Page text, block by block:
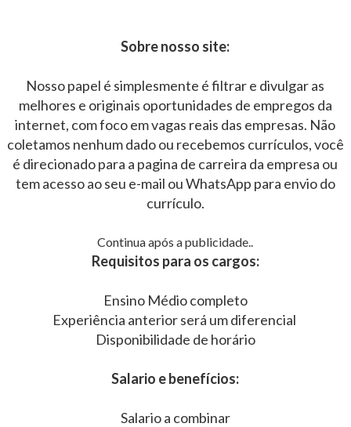
Sobre nosso site:
Nosso papel é simplesmente é filtrar e divulgar as
melhores e originais oportunidades de empregos da
internet, com foco em vagas reais das empresas. Não
coletamos nenhum dado ou recebemos currículos, você
é direcionado para a pagina de carreira da empresa ou
tem acesso ao seu e-mail ou WhatsApp para envio do
currículo.
Continua após a publicidade..
Requisitos para os cargos:
Ensino Médio completo
Experiência anterior será um diferencial
Disponibilidade de horário
Salario e benefícios:
Salario a combinar